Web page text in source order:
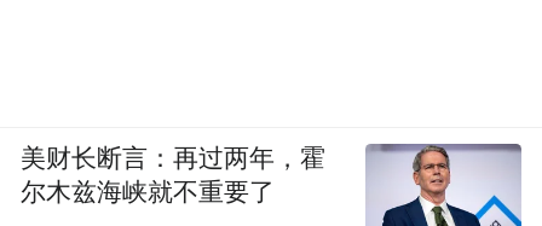
美财长断言：再过两年，霍
尔木兹海峡就不重要了